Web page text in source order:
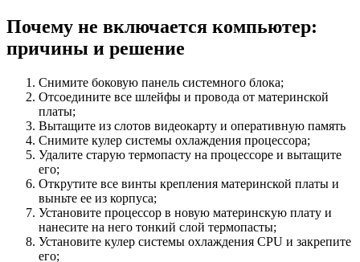
Почему не включается компьютер:
причины и решение
Снимите боковую панель системного блока;
Отсоедините все шлейфы и провода от материнской
платы;
Вытащите из слотов видеокарту и оперативную память
Снимите кулер системы охлаждения процессора;
Удалите старую термопасту на процессоре и вытащите
его;
Открутите все винты крепления материнской платы и
выньте ее из корпуса;
Установите процессор в новую материнскую плату и
нанесите на него тонкий слой термопасты;
Установите кулер системы охлаждения CPU и закрепите
его;